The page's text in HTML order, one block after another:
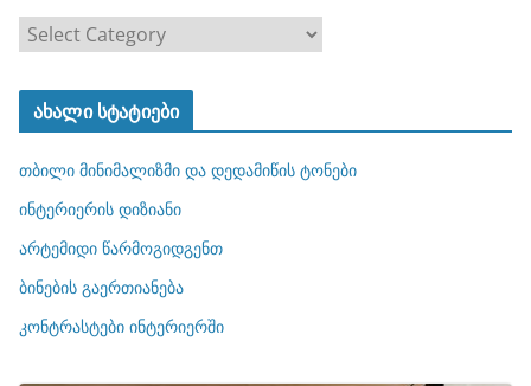
ტ
ო
რ
ბ
ი
ახალი სტატიები
თბილი მინიმალიზმი და დედამიწის ტონები
ინტერიერის დიზიანი
არტემიდი წარმოგიდგენთ
ბინების გაერთიანება
კონტრასტები ინტერიერში